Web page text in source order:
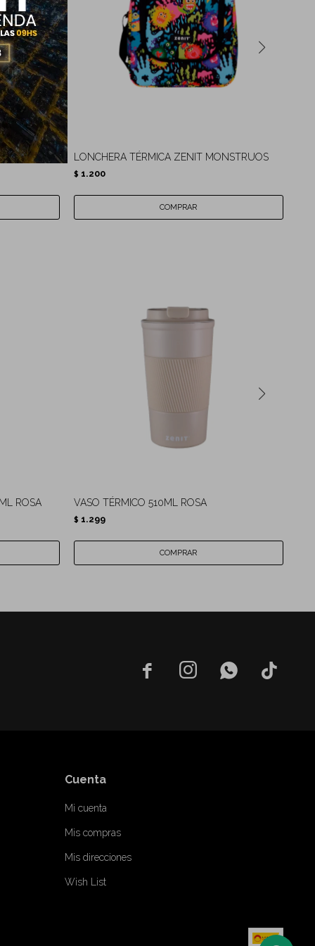
LONCHERA TÉRMICA ZENIT MONSTRUOS
$ 1.200
ROSA VASO TÉRMICO 510ML ROSA
$ 1.299
   
Cuenta
Mi cuenta
Mis compras
Mis direcciones
Wish List